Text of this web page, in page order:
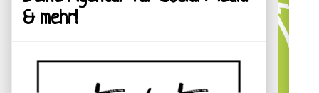
& mehr!